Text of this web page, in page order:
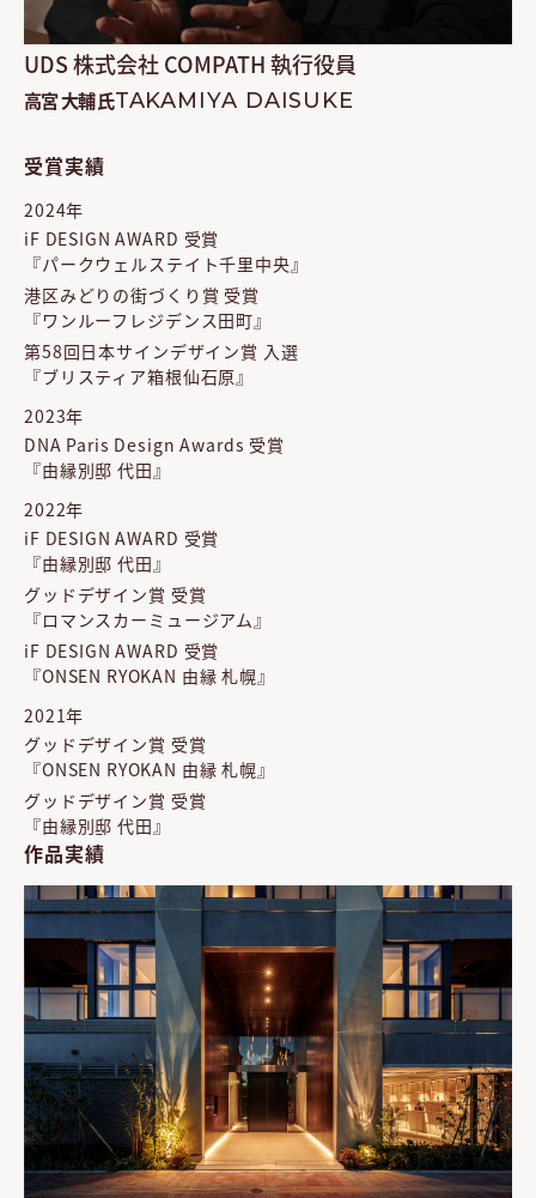
UDS 株式会社 COMPATH 執行役員
高宮 大輔 氏TAKAMIYA DAISUKE
受賞実績
2024年
iF DESIGN AWARD 受賞
『パークウェルステイト千里中央』
港区みどりの街づくり賞 受賞
『ワンルーフレジデンス田町』
第58回日本サインデザイン賞 入選
『ブリスティア箱根仙石原』
2023年
DNA Paris Design Awards 受賞
『由縁別邸 代田』
2022年
iF DESIGN AWARD 受賞
『由縁別邸 代田』
グッドデザイン賞 受賞
『ロマンスカーミュージアム』
iF DESIGN AWARD 受賞
『ONSEN RYOKAN 由縁 札幌』
2021年
グッドデザイン賞 受賞
『ONSEN RYOKAN 由縁 札幌』
グッドデザイン賞 受賞
『由縁別邸 代田』
作品実績